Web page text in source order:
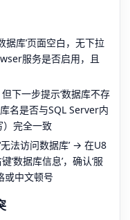
据库’页面空白，无下拉
服务是否启用，且
但下一步提示‘数据库不存
名是否与SQL Server内
）完全一致
法访问数据库’ → 在U8
数据库信息’，确认‘服
或中文顿号